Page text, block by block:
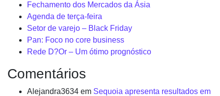
Fechamento dos Mercados da Ásia
Agenda de terça-feira
Setor de varejo – Black Friday
Pan: Foco no core business
Rede D?Or – Um ótimo prognóstico
Comentários
Alejandra3634 em Sequoia apresenta resultados em